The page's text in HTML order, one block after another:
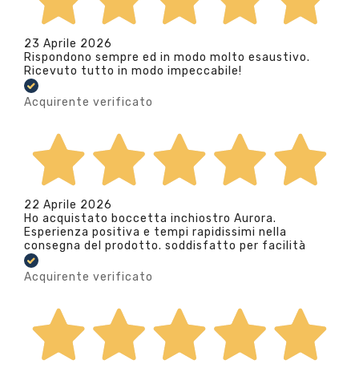
23 Aprile 2026
Rispondono sempre ed in modo molto esaustivo.
Ricevuto tutto in modo impeccabile!
Acquirente verificato
22 Aprile 2026
Ho acquistato boccetta inchiostro Aurora.
Esperienza positiva e tempi rapidissimi nella
consegna del prodotto. soddisfatto per facilità
Acquirente verificato